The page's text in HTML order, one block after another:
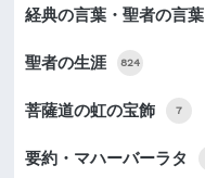
経典の言葉・聖者の言葉
聖者の生涯 824
菩薩道の虹の宝飾 7
要約・マハーバーラタ